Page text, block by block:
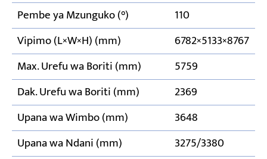
Pembe ya Mzunguko (°)
110
Vipimo (L×W×H) (mm)
6782×5133×8767
Max. Urefu wa Boriti (mm)
5759
Dak. Urefu wa Boriti (mm)
2369
Upana wa Wimbo (mm)
3648
Upana wa Ndani (mm)
3275/3380